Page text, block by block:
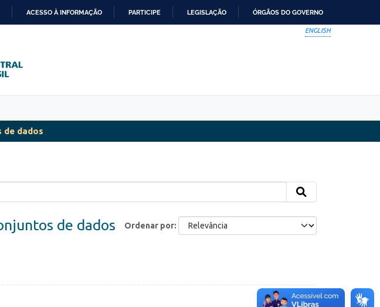
ACESSO À INFORMAÇÃO PARTICIPE LEGISLAÇÃO ÓRGÃOS DO GOVERNO
ENGLISH
de dados
Ordenar por
de dados